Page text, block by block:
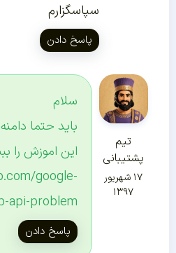
سپاسگزارم
پاسخ دادن
تیم
پشتیبانی
۱۷ شهریور
۱۳۹۷
سلام
باید حتما
این اموزش را
google-
api-problem/
پاسخ دادن